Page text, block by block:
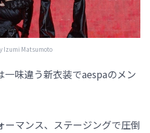
Izumi Matsumoto
味違う新衣装でaespaのメン
ーマンス、ステージングで圧倒